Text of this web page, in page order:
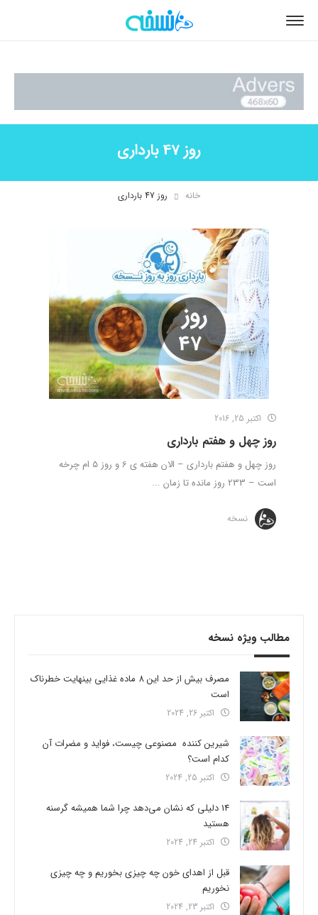
روز 47 بارداری
خانه روز 47 بارداری
اکتبر 25, 2016
روز چهل و هفتم بارداری
روز چهل و هفتم بارداری – الان هفته ی 6 و روز 5 ام چرخه
است – 233 روز مانده تا زمان ...
نسخه
مطالب ویژه نسخه
مصرف بیش از حد این 8 ماده غذایی بینهایت خطرناک
است
اکتبر 26, 2024
شیرین کننده مصنوعی چیست، فواید و مضرات آن
کدام است؟
اکتبر 25, 2024
14 دلیلی که نشان می‌دهد چرا شما همیشه گرسنه
هستید
اکتبر 24, 2024
قبل از اهدای خون چه چیزی بخوریم و چه چیزی
نخوریم
اکتبر 23, 2024